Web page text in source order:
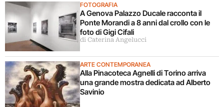
FOTOGRAFIA
A Genova Palazzo Ducale racconta il
Ponte Morandi a 8 anni dal crollo con le
foto di Gigi Cifali
di Caterina Angelucci
ARTE CONTEMPORANEA
Alla Pinacoteca Agnelli di Torino arriva
una grande mostra dedicata ad Alberto
Savinio